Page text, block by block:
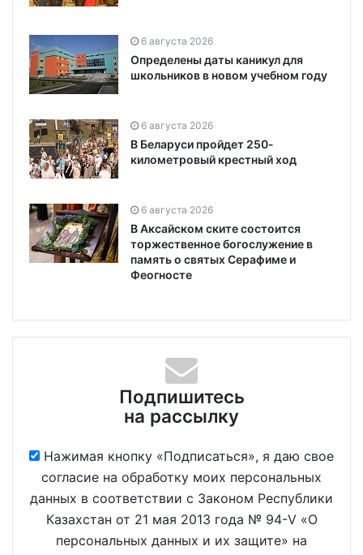
6 августа 2026
Определены даты каникул для
школьников в новом учебном году
6 августа 2026
В Беларуси пройдет 250-
километровый крестный ход
6 августа 2026
В Аксайском ските состоится
торжественное богослужение в
память о святых Серафиме и
Феогносте
Подпишитесь
на рассылку
Нажимая кнопку «Подписаться», я даю свое
согласие на обработку моих персональных
данных в соответствии с Законом Республики
Казахстан от 21 мая 2013 года № 94-V «О
персональных данных и их защите» на